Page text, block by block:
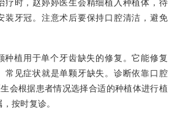
疗时，赵婷婷医生会精细植入种植体，待
装牙冠。注意术后要保持口腔清洁，避免
种植用于单个牙齿缺失的修复。它能修复
常见症状就是单颗牙缺失。诊断依靠口腔
会根据患者情况选择合适的种植体进行植
按时复诊。